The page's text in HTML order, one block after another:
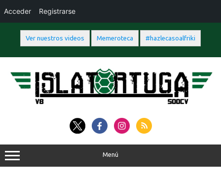
Ver nuestros videos Memeroteca #hazlecasoalfriki
contenido
Menú
Acceder Registrarse